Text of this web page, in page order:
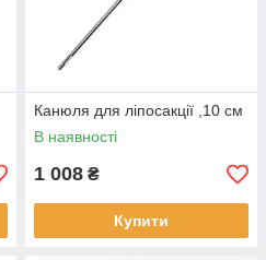
Канюля для ліпосакції ,10 см
В наявності
1 008 ₴
Купити